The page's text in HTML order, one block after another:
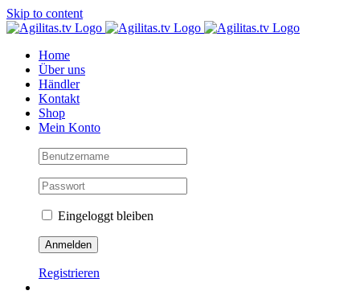
Skip to content
Home
Über uns
Händler
Kontakt
Shop
Mein Konto
Eingeloggt bleiben
Registrieren